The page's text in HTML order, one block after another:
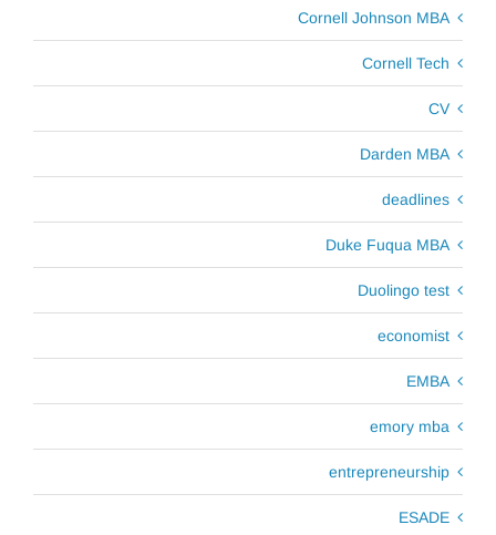
Cornell Johnson MBA
Cornell Tech
CV
Darden MBA
deadlines
Duke Fuqua MBA
Duolingo test
economist
EMBA
emory mba
entrepreneurship
ESADE